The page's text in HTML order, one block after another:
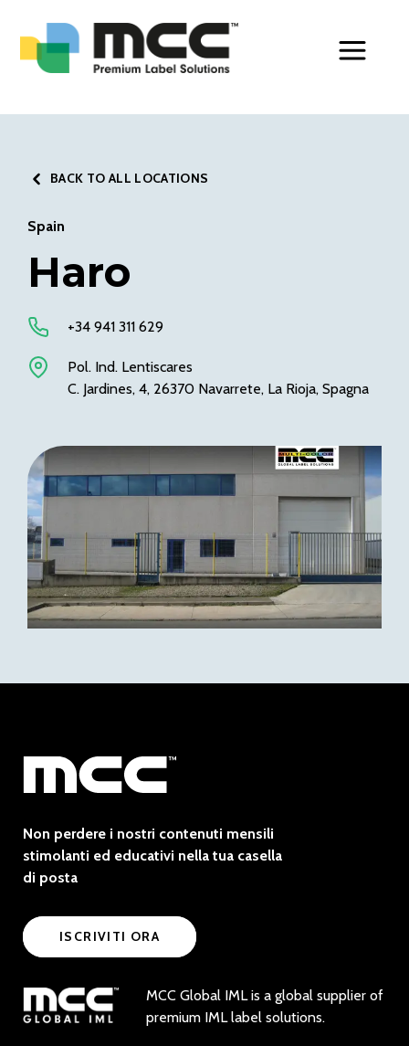
BACK TO ALL LOCATIONS
Spain
Haro
+34 941 311 629
Pol. Ind. Lentiscares
C. Jardines, 4, 26370 Navarrete, La Rioja, Spagna
Non perdere i nostri contenuti mensili
stimolanti ed educativi nella tua casella
di posta
ISCRIVITI ORA
MCC Global IML is a global supplier of
premium IML label solutions.